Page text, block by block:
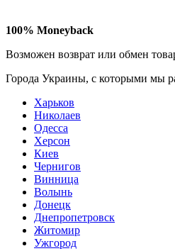
100% Moneyback
Возможен возврат или обмен
Города Украины, c которыми мы
Харьков
Николаев
Одесса
Херсон
Киев
Чернигов
Винница
Волынь
Донецк
Днепропетровск
Житомир
Ужгород